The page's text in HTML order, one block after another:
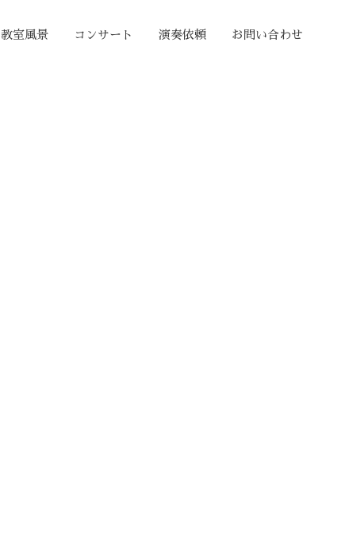
教室風景 コンサート 演奏依頼 お問い合わせ